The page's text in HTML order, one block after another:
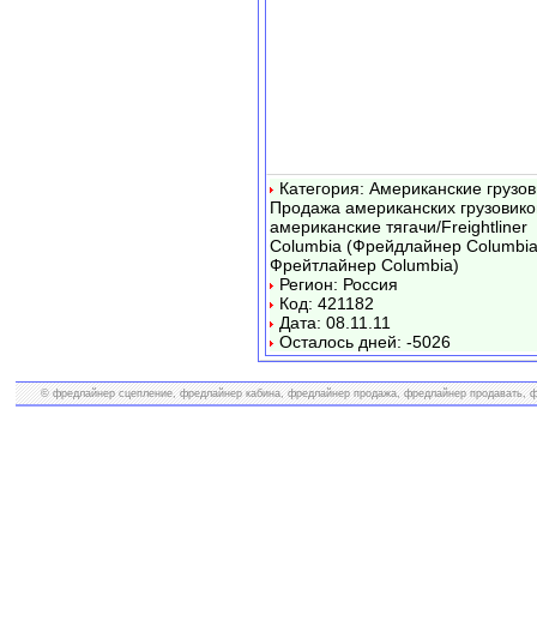
Категория: Американские
Продажа американских
американские тягачи/Freightliner
Columbia (Фрейдлайнер
Фрейтлайнер Columbia)
Регион: Россия
Код: 421182
Дата: 08.11.11
Осталось дней: -5026
© фредлайнер сцепление, фредлайнер кабина, фредлайнер продажа, фредлайнер